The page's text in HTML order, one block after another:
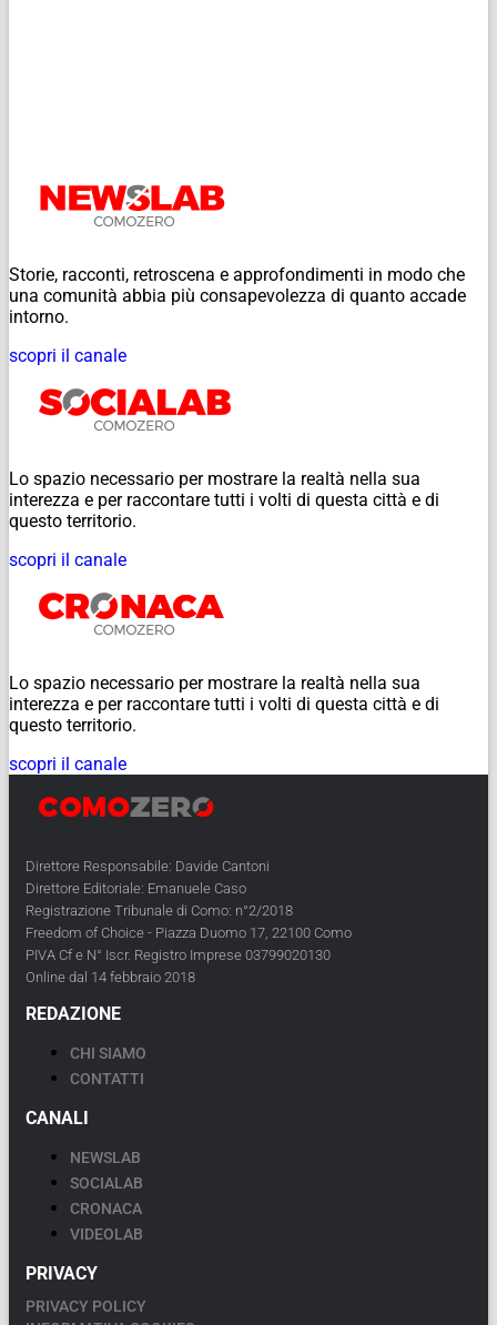
Storie, racconti, retroscena e approfondimenti in modo che
una comunità abbia più consapevolezza di quanto accade
intorno.
scopri il canale
Lo spazio necessario per mostrare la realtà nella sua
interezza e per raccontare tutti i volti di questa città e di
questo territorio.
scopri il canale
Lo spazio necessario per mostrare la realtà nella sua
interezza e per raccontare tutti i volti di questa città e di
questo territorio.
scopri il canale
Direttore Responsabile: Davide Cantoni
Direttore Editoriale: Emanuele Caso
Registrazione Tribunale di Como: n°2/2018
Freedom of Choice - Piazza Duomo 17, 22100 Como
PIVA Cf e N° Iscr. Registro Imprese 03799020130
Online dal 14 febbraio 2018
REDAZIONE
CHI SIAMO
CONTATTI
CANALI
NEWSLAB
SOCIALAB
CRONACA
VIDEOLAB
PRIVACY
PRIVACY POLICY